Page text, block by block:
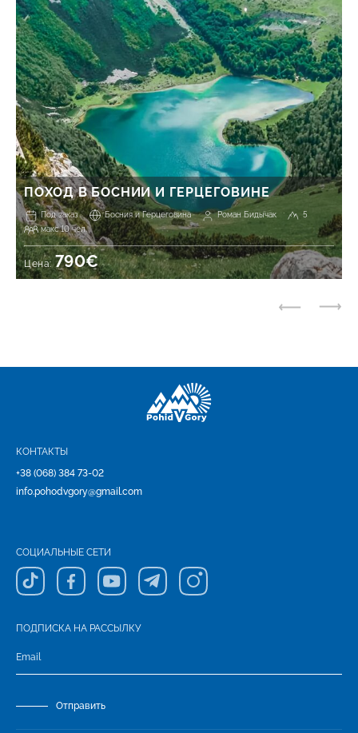
ПОХОД В БОСНИИ И ГЕРЦЕГОВИНЕ
Под заказ Босния и Герцеговина Роман Бидычак
5
макс 10 чел.
Цена:790€
КОНТАКТЫ
+38 (068) 384 73-02
info.pohodvgory@gmail.com
СОЦИАЛЬНЫЕ СЕТИ
ПОДПИСКА НА РАССЫЛКУ
Отправить